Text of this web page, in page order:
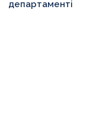
департаменті